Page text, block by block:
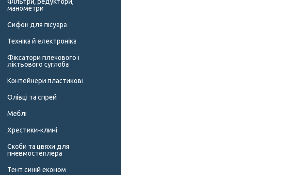
манометри
Сифон для пісуара
Техніка й електроніка
Фіксатори плечового і
ліктьового суглоба
Контейнери пластикові
Олівці та спрей
Меблі
Хрестики-клині
Скоби та цвяхи для
пневмостеплера
Тент синій економ